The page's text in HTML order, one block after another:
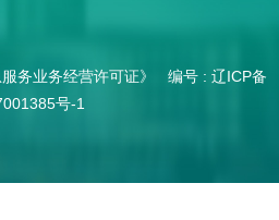
服务业务经营许可证》 编号 : 辽ICP备
号-1